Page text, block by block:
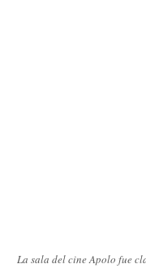
La sala del cine Apolo fue